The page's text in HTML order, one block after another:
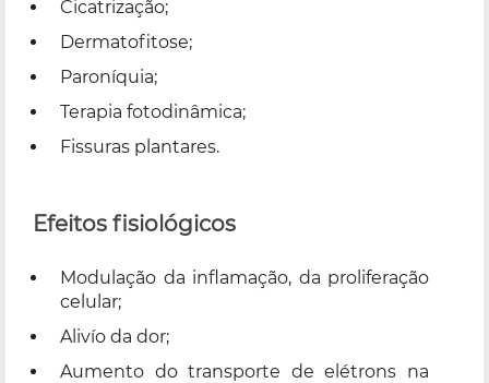
Cicatrização;
Dermatofitose;
Paroníquia;
Terapia fotodinâmica;
Fissuras plantares.
Efeitos fisiológicos
Modulação da inflamação, da proliferação
celular;
Alivío da dor;
Aumento do transporte de elétrons na